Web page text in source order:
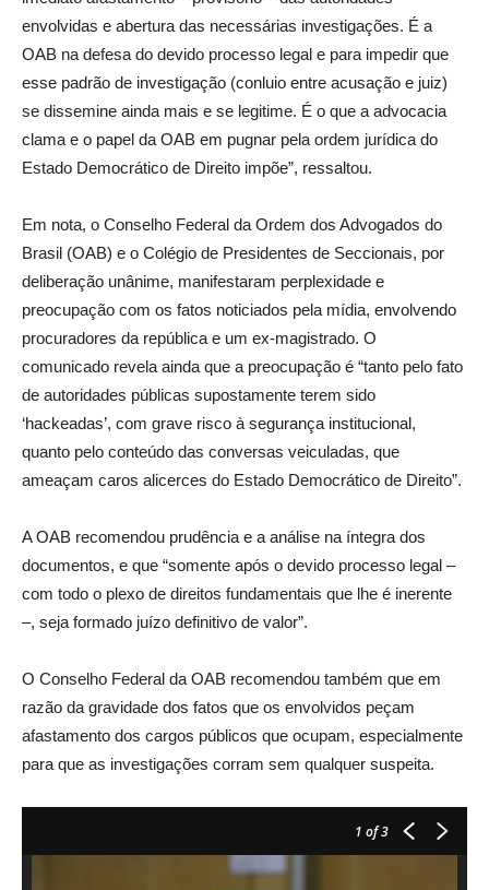
envolvidas e abertura das necessárias investigações. É a
OAB na defesa do devido processo legal e para impedir que
esse padrão de investigação (conluio entre acusação e juiz)
se dissemine ainda mais e se legitime. É o que a advocacia
clama e o papel da OAB em pugnar pela ordem jurídica do
Estado Democrático de Direito impõe”, ressaltou.
Em nota, o Conselho Federal da Ordem dos Advogados do
Brasil (OAB) e o Colégio de Presidentes de Seccionais, por
deliberação unânime, manifestaram perplexidade e
preocupação com os fatos noticiados pela mídia, envolvendo
procuradores da república e um ex-magistrado. O
comunicado revela ainda que a preocupação é “tanto pelo fato
de autoridades públicas supostamente terem sido
‘hackeadas’, com grave risco à segurança institucional,
quanto pelo conteúdo das conversas veiculadas, que
ameaçam caros alicerces do Estado Democrático de Direito”.
A OAB recomendou prudência e a análise na íntegra dos
documentos, e que “somente após o devido processo legal –
com todo o plexo de direitos fundamentais que lhe é inerente
–, seja formado juízo definitivo de valor”.
O Conselho Federal da OAB recomendou também que em
razão da gravidade dos fatos que os envolvidos peçam
afastamento dos cargos públicos que ocupam, especialmente
para que as investigações corram sem qualquer suspeita.
1 of 3